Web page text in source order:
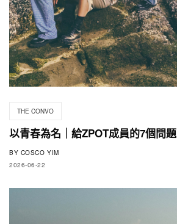
THE CONVO
以青春為名｜給ZPOT成員的7個問題
BY COSCO YIM
2026-06-22